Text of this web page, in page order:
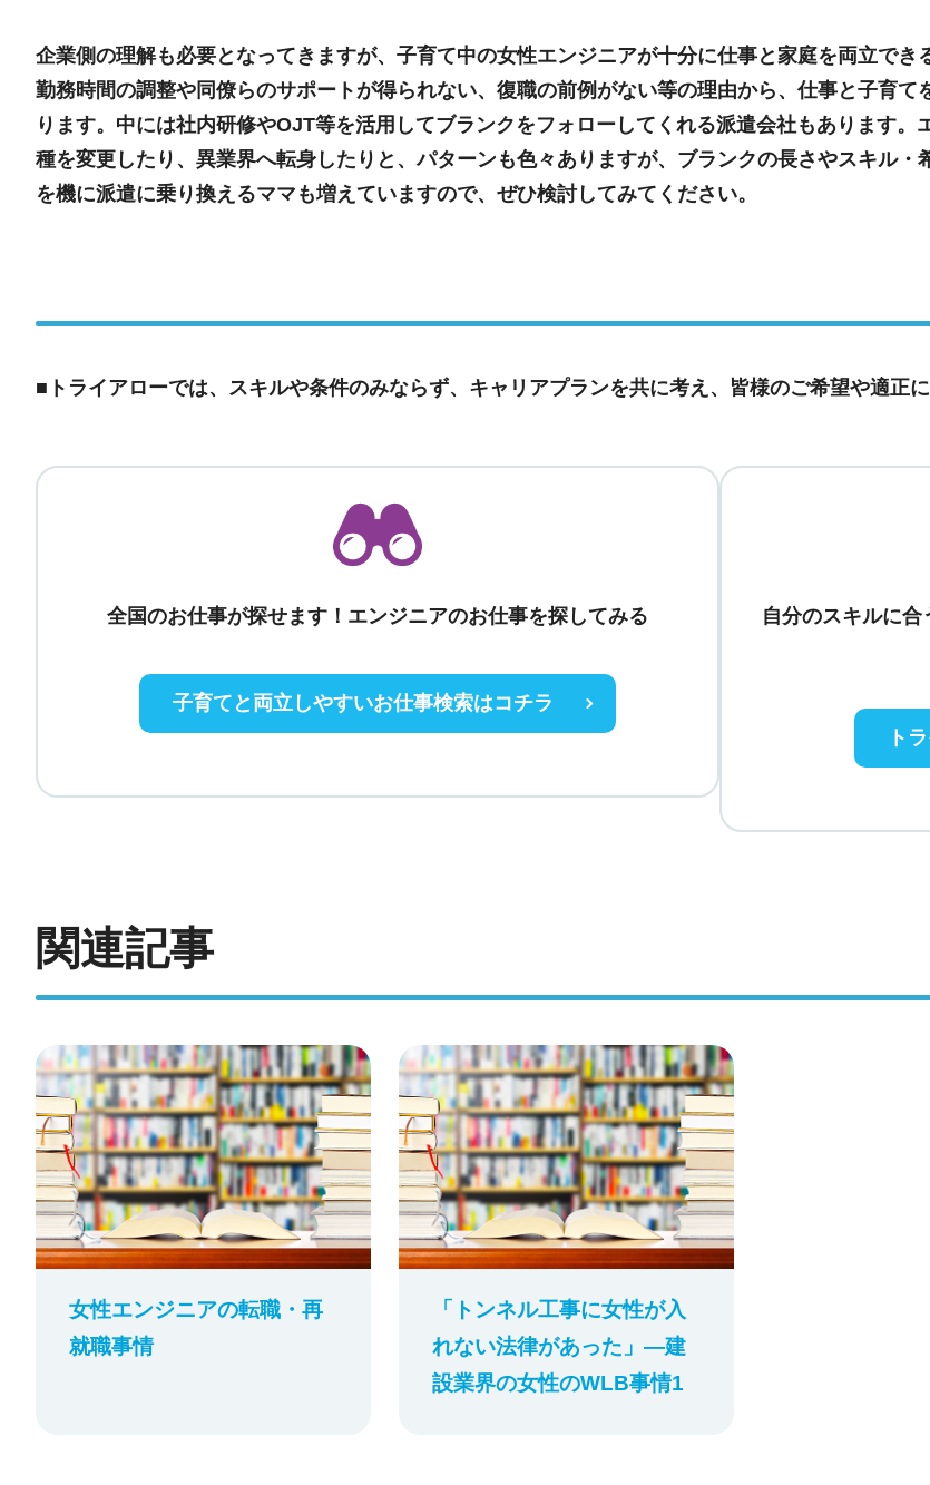
企業側の理解も必要となってきますが、子育て中の女性エンジニアが十分に仕事と家庭を両立で
勤務時間の調整や同僚らのサポートが得られない、復職の前例がない等の理由から、仕事と子育
ります。中には社内研修やOJT等を活用してブランクをフォローしてくれる派遣会社もあります
種を変更したり、異業界へ転身したりと、パターンも色々ありますが、ブランクの長さやスキル
を機に派遣に乗り換えるママも増えていますので、ぜひ検討してみてください。
■トライアローでは、スキルや条件のみならず、キャリアプランを共に考え、皆様のご希望や適正
全国のお仕事が探せます！エンジニアのお仕事を探してみる
子育てと両立しやすいお仕事検索はコチラ
自分のスキルに
ト
関連記事
女性エンジニアの転職・再
就職事情
「トンネル工事に女性が入
れない法律があった」―建
設業界の女性のWLB事情1